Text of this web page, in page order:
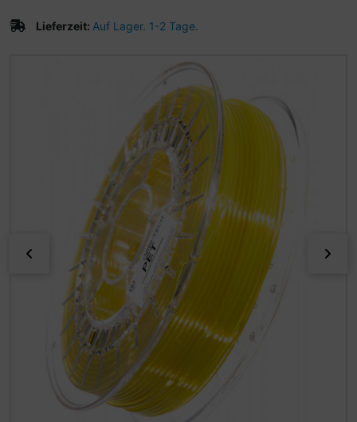
Lieferzeit: Auf Lager. 1-2 Tage.
Wenn mehr als ein Produktbild existiert, können Sie die
zurück